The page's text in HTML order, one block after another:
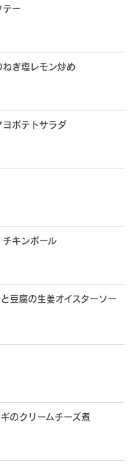
テー
ぎ塩レモン炒め
ポテトサラダ
キンボール
豆腐の生姜オイスターソー
のクリームチーズ煮